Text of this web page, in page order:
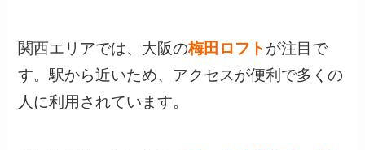
関西エリアでは、大阪の梅田ロフトが注目で
す。駅から近いため、アクセスが便利で多くの
人に利用されています。